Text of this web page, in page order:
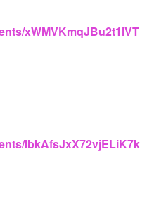
xWMVKmqJBu2t1lVT
IbkAfsJxX72vjELiK7k